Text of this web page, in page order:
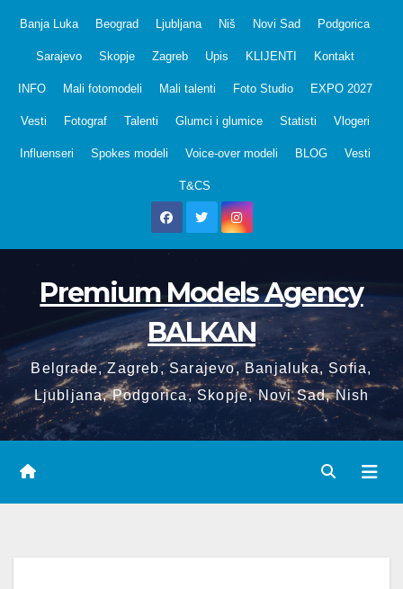
Banja Luka Beograd Ljubljana Niš Novi Sad Podgorica
Sarajevo Skopje Zagreb Upis KLIJENTI Kontakt
INFO Mali fotomodeli Mali talenti Foto Studio EXPO 2027
Vesti Fotograf Talenti Glumci i glumice Statisti Vlogeri
Influenseri Spokes modeli Voice-over modeli BLOG Vesti
T&CS
Premium Models Agency
BALKAN
Belgrade, Zagreb, Sarajevo, Banjaluka, Sofia,
Ljubljana, Podgorica, Skopje, Novi Sad, Nish